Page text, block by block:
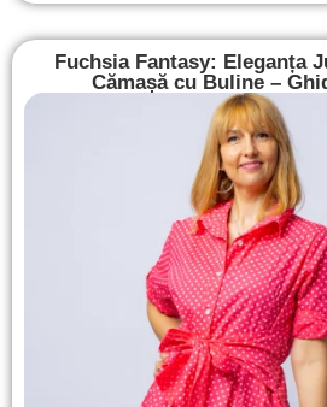
Fuchsia Fantasy: Eleganța
Cămașă cu Buline –